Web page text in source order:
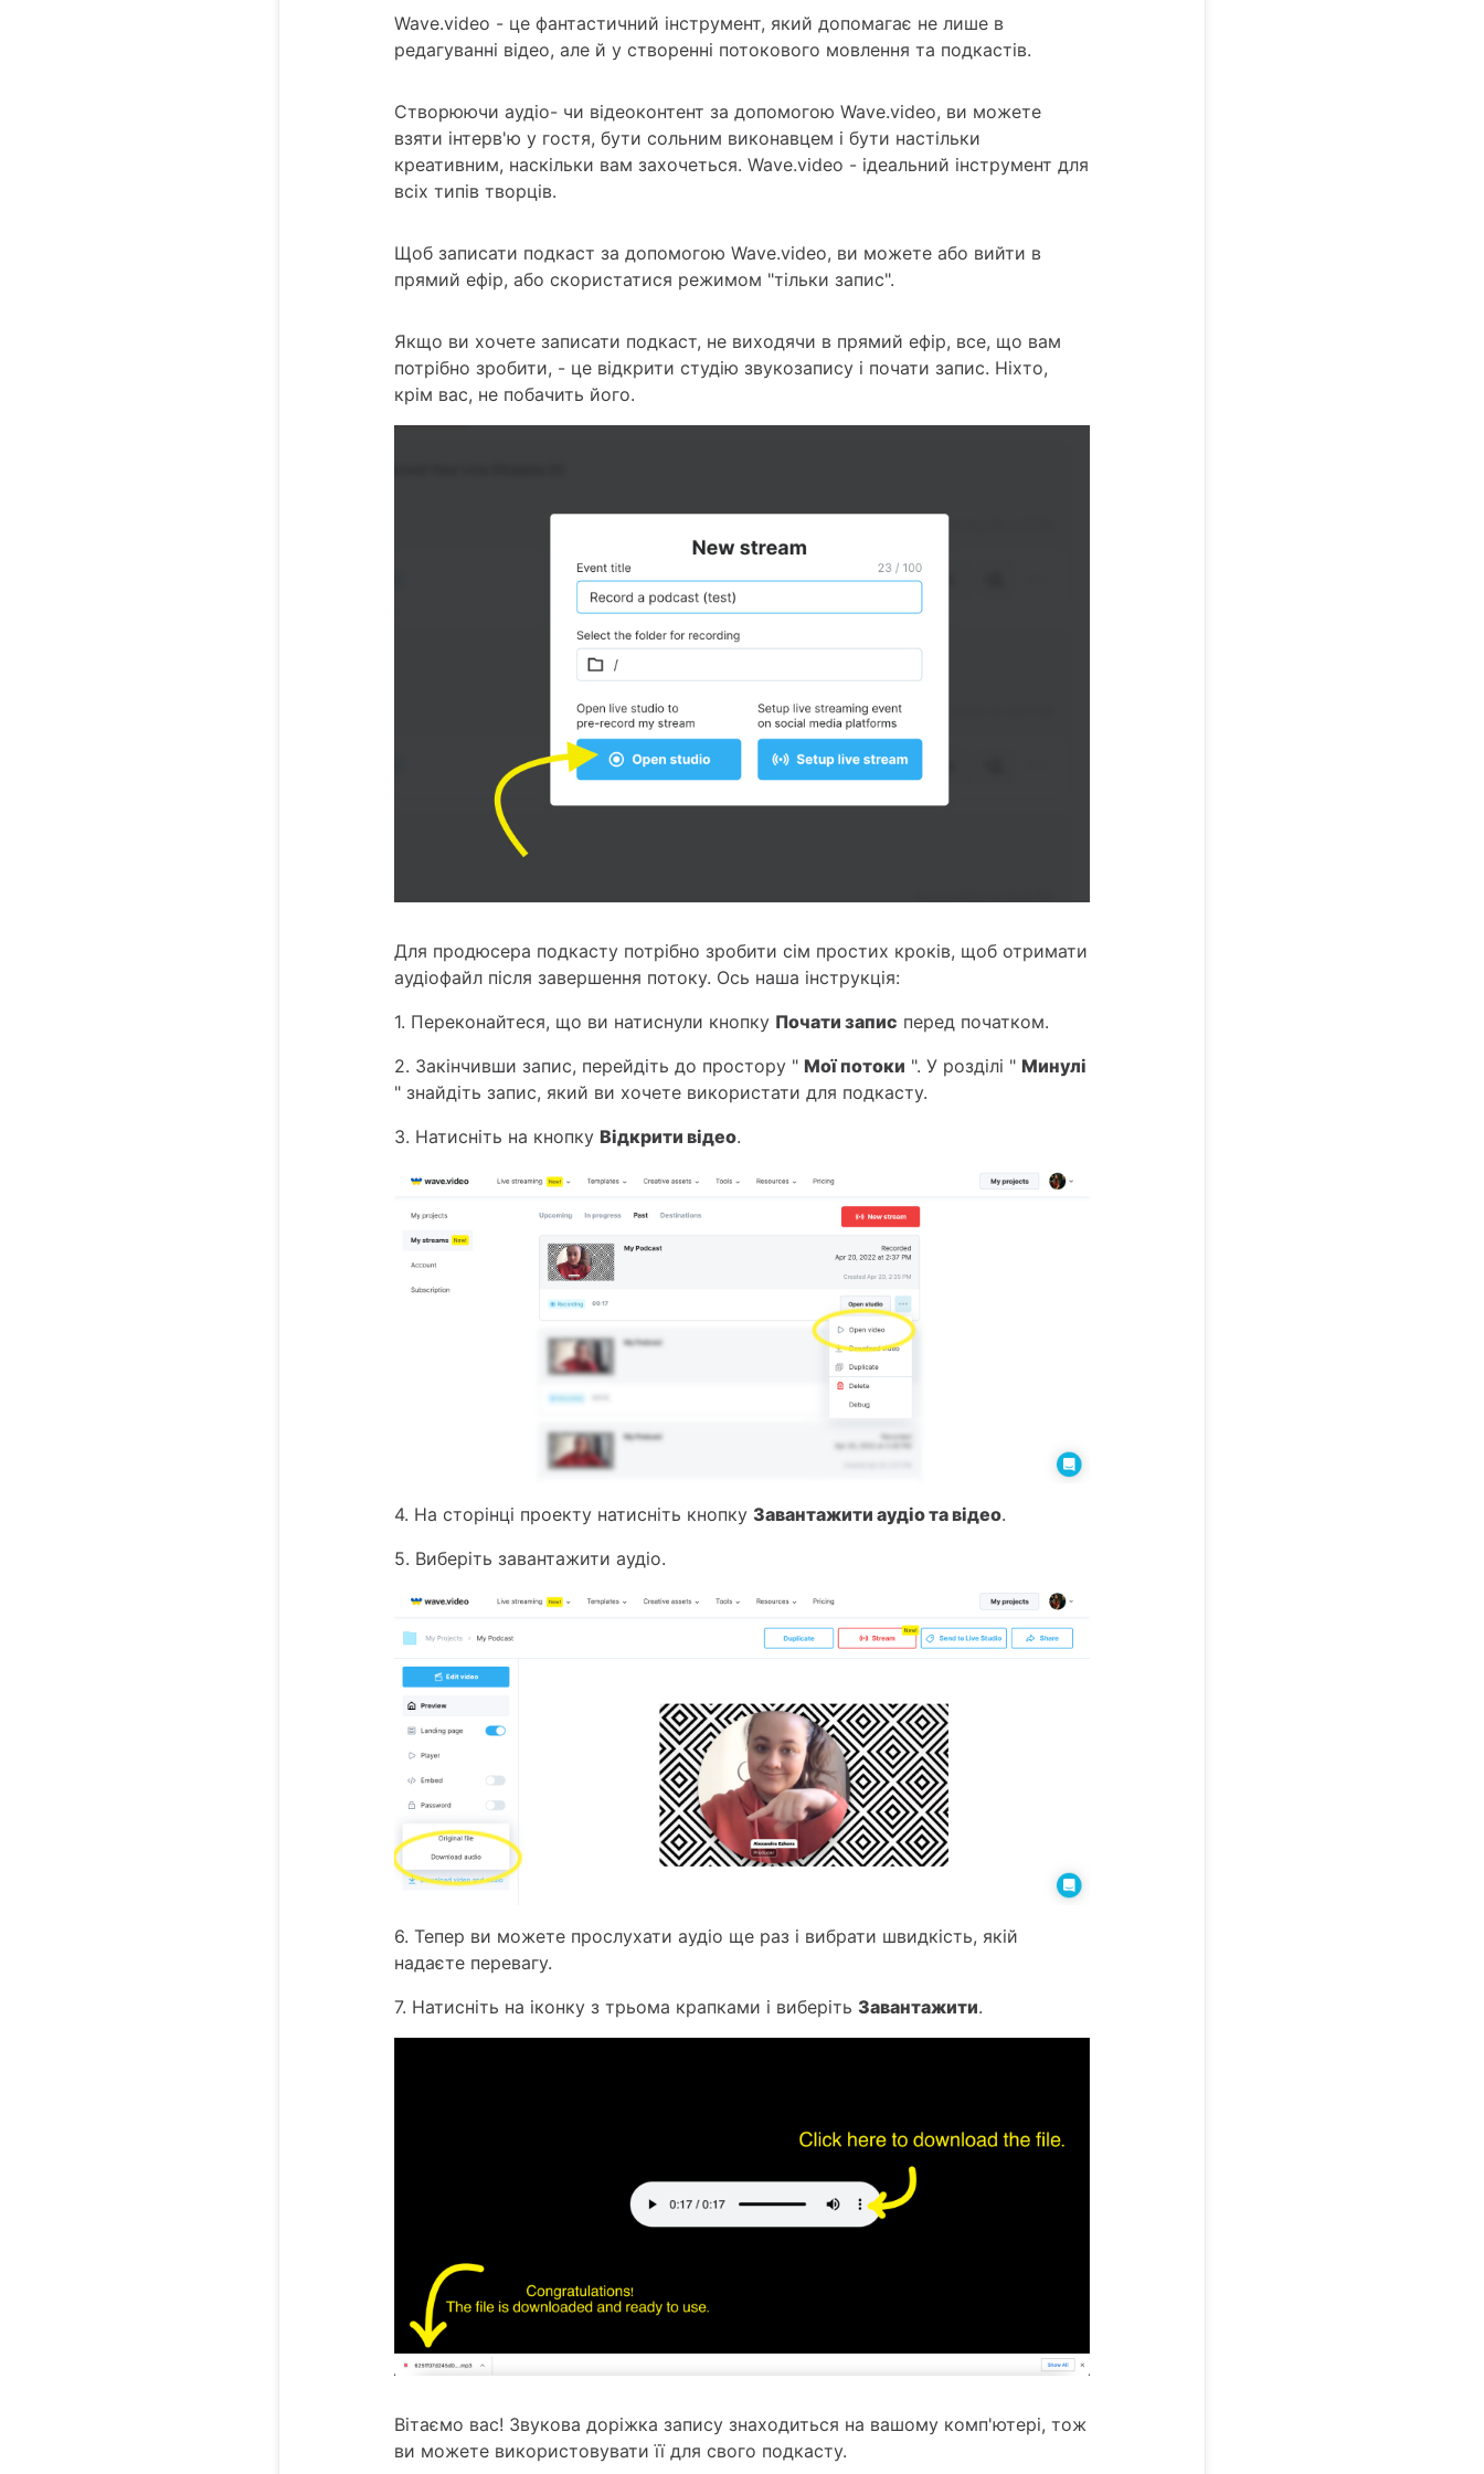
Wave.video - це фантастичний інструмент, який допомагає не лише в
редагуванні відео, але й у створенні потокового мовлення та подкастів.
Створюючи аудіо- чи відеоконтент за допомогою Wave.video, ви можете
взяти інтерв'ю у гостя, бути сольним виконавцем і бути настільки
креативним, наскільки вам захочеться. Wave.video - ідеальний інструмент для
всіх типів творців.
Щоб записати подкаст за допомогою Wave.video, ви можете або вийти в
прямий ефір, або скористатися режимом "тільки запис".
Якщо ви хочете записати подкаст, не виходячи в прямий ефір, все, що вам
потрібно зробити, - це відкрити студію звукозапису і почати запис. Ніхто,
крім вас, не побачить його.
Для продюсера подкасту потрібно зробити сім простих кроків, щоб отримати
аудіофайл після завершення потоку. Ось наша інструкція:
1. Переконайтеся, що ви натиснули кнопку Почати запис перед початком.
2. Закінчивши запис, перейдіть до простору " Мої потоки ". У розділі " Минулі
" знайдіть запис, який ви хочете використати для подкасту.
3. Натисніть на кнопку Відкрити відео.
4. На сторінці проекту натисніть кнопку Завантажити аудіо та відео.
5. Виберіть завантажити аудіо.
6. Тепер ви можете прослухати аудіо ще раз і вибрати швидкість, якій
надаєте перевагу.
7. Натисніть на іконку з трьома крапками і виберіть Завантажити.
Вітаємо вас! Звукова доріжка запису знаходиться на вашому комп'ютері, тож
ви можете використовувати її для свого подкасту.